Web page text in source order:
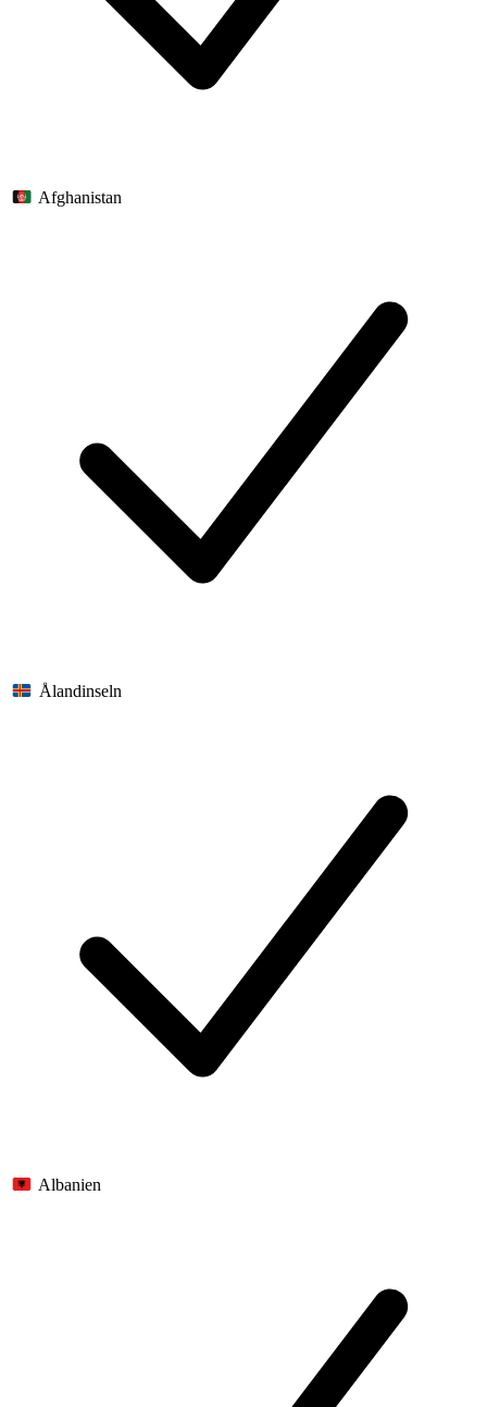
Afghanistan
Ålandinseln
Albanien